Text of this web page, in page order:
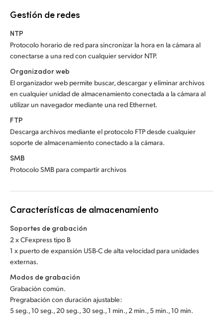
Gestión de redes
NTP
Protocolo horario de red para sincronizar la hora en la cámara al
conectarse a una red con cualquier servidor NTP.
Organizador web
El organizador web permite buscar, descargar y eliminar archivos
en cualquier unidad de almacenamiento conectada a la cámara al
utilizar un navegador mediante una red Ethernet.
FTP
Descarga archivos mediante el protocolo FTP desde cualquier
soporte de almacenamiento conectado a la cámara.
SMB
Protocolo SMB para compartir archivos
Características de almacenamiento
Soportes de grabación
2 x CFexpress tipo B
1 x puerto de expansión USB-C de alta velocidad para unidades
externas.
Modos de grabación
Grabación común.
Pregrabación con duración ajustable:
5 seg., 10 seg., 20 seg., 30 seg., 1 min., 2 min., 5 min., 10 min.